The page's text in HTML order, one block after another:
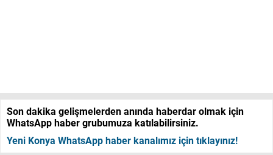
Son dakika gelişmelerden anında haberdar olmak için
WhatsApp haber grubumuza katılabilirsiniz.
Yeni Konya WhatsApp haber kanalımız için tıklayınız!